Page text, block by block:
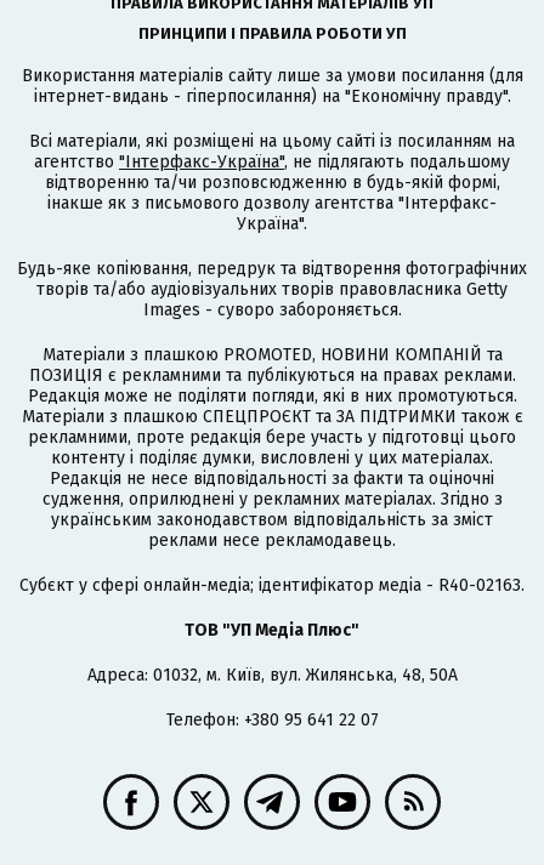
ПРИНЦИПИ І ПРАВИЛА РОБОТИ УП
Використання матеріалів сайту лише за умови посилання (для
інтернет-видань - гіперпосилання) на "Економічну правду".
Всі матеріали, які розміщені на цьому сайті із посиланням на
агентство "Інтерфакс-Україна", не підлягають подальшому
відтворенню та/чи розповсюдженню в будь-якій формі,
інакше як з письмового дозволу агентства "Інтерфакс-
Україна".
Будь-яке копіювання, передрук та відтворення фотографічних
творів та/або аудіовізуальних творів правовласника Getty
Images - суворо забороняється.
Матеріали з плашкою PROMOTED, НОВИНИ КОМПАНІЙ та
ПОЗИЦІЯ є рекламними та публікуються на правах реклами.
Редакція може не поділяти погляди, які в них промотуються.
Матеріали з плашкою СПЕЦПРОЄКТ та ЗА ПІДТРИМКИ також є
рекламними, проте редакція бере участь у підготовці цього
контенту і поділяє думки, висловлені у цих матеріалах.
Редакція не несе відповідальності за факти та оціночні
судження, оприлюднені у рекламних матеріалах. Згідно з
українським законодавством відповідальність за зміст
реклами несе рекламодавець.
Cубєкт у сфері онлайн-медіа; ідентифікатор медіа - R40-02163.
ТОВ "УП Медіа Плюс"
Адреса: 01032, м. Київ, вул. Жилянська, 48, 50А
Телефон: +380 95 641 22 07